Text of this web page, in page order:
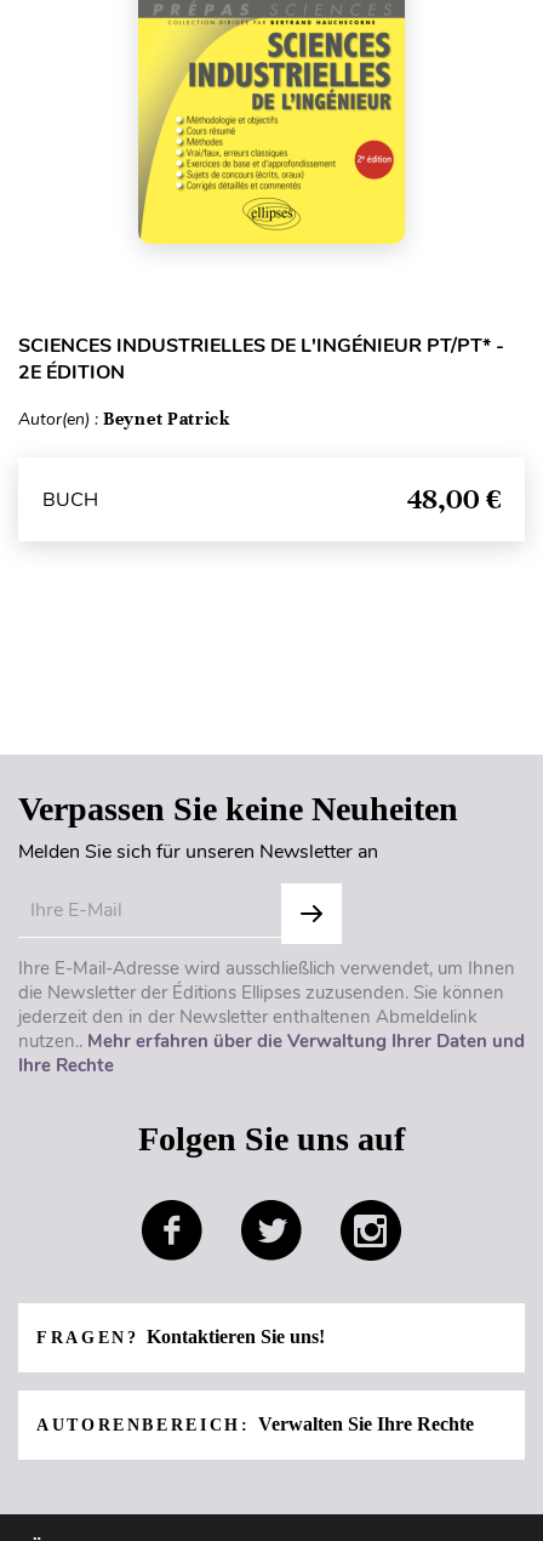
SCIENCES INDUSTRIELLES DE L'INGÉNIEUR PT/PT* -
2E ÉDITION
Autor(en) : Beynet Patrick
BUCH 48,00 €
Verpassen Sie keine Neuheiten
Melden Sie sich für unseren Newsletter an
Ihre E-Mail-Adresse wird ausschließlich verwendet, um Ihnen
die Newsletter der Éditions Ellipses zuzusenden. Sie können
jederzeit den in der Newsletter enthaltenen Abmeldelink
nutzen.. Mehr erfahren über die Verwaltung Ihrer Daten und
Ihre Rechte
Folgen Sie uns auf
FRAGEN?Kontaktieren Sie uns!
AUTORENBEREICH: Verwalten Sie Ihre Rechte